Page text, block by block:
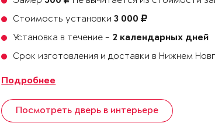
Стоимость установки3 000
Установка в течение - 2 календарных дней
Срок изготовления и доставки в Нижнем
Подробнее
Посмотреть дверь в интерьере